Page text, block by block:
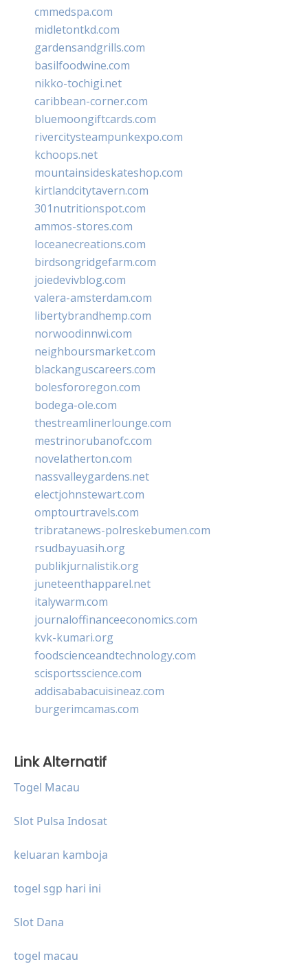
cmmedspa.com
midletontkd.com
gardensandgrills.com
basilfoodwine.com
nikko-tochigi.net
caribbean-corner.com
bluemoongiftcards.com
rivercitysteampunkexpo.com
kchoops.net
mountainsideskateshop.com
kirtlandcitytavern.com
301nutritionspot.com
ammos-stores.com
loceanecreations.com
birdsongridgefarm.com
joiedevivblog.com
valera-amsterdam.com
libertybrandhemp.com
norwoodinnwi.com
neighboursmarket.com
blackanguscareers.com
bolesfororegon.com
bodega-ole.com
thestreamlinerlounge.com
mestrinorubanofc.com
novelatherton.com
nassvalleygardens.net
electjohnstewart.com
omptourtravels.com
tribratanews-polreskebumen.com
rsudbayuasih.org
publikjurnalistik.org
juneteenthapparel.net
italywarm.com
journaloffinanceeconomics.com
kvk-kumari.org
foodscienceandtechnology.com
scisportsscience.com
addisababacuisineaz.com
burgerimcamas.com
Link Alternatif
Togel Macau
Slot Pulsa Indosat
keluaran kamboja
togel sgp hari ini
Slot Dana
togel macau